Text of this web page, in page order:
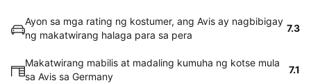
Ayon sa mga rating ng kostumer, ang Avis ay nagbibigay
ng makatwirang halaga para sa pera
7.3
Makatwirang mabilis at madaling kumuha ng kotse mula
sa Avis sa Germany
7.1